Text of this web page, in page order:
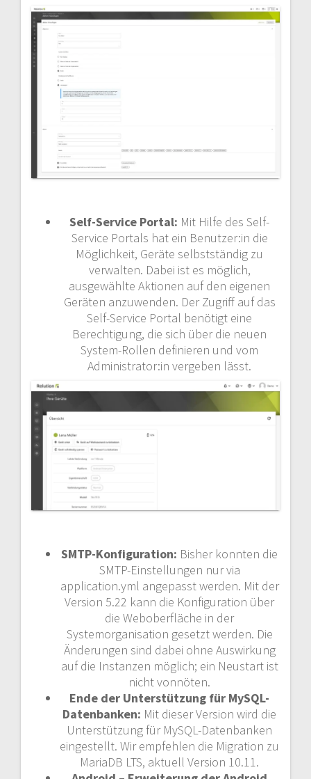
Self-Service Portal: Mit Hilfe des Self-
Service Portals hat ein Benutzer:in die
Möglichkeit, Geräte selbstständig zu
verwalten. Dabei ist es möglich,
ausgewählte Aktionen auf den eigenen
Geräten anzuwenden. Der Zugriff auf das
Self-Service Portal benötigt eine
Berechtigung, die sich über die neuen
System-Rollen definieren und vom
Administrator:in vergeben lässt.
SMTP-Konfiguration: Bisher konnten die
SMTP-Einstellungen nur via
application.yml angepasst werden. Mit der
Version 5.22 kann die Konfiguration über
die Weboberfläche in der
Systemorganisation gesetzt werden. Die
Änderungen sind dabei ohne Auswirkung
auf die Instanzen möglich; ein Neustart ist
nicht vonnöten.
Ende der Unterstützung für MySQL-
Datenbanken: Mit dieser Version wird die
Unterstützung für MySQL-Datenbanken
eingestellt. Wir empfehlen die Migration zu
MariaDB LTS, aktuell Version 10.11.